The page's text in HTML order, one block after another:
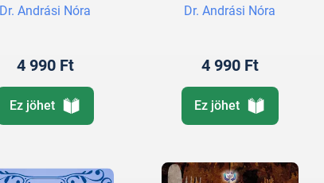
Dr. Andrási Nóra
4 990 Ft
Ez jöhet
Dr. Andrási Nóra
4 990 Ft
Ez jöhet